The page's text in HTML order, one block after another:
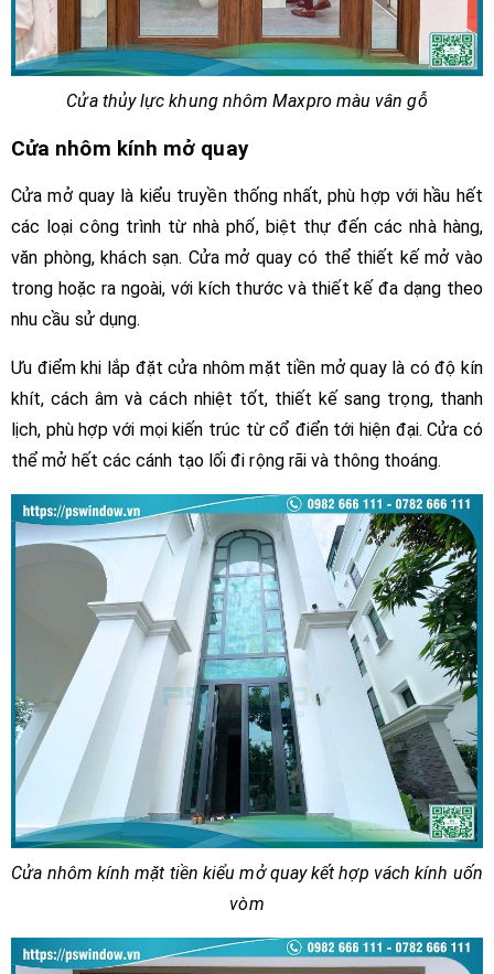
Cửa thủy lực khung nhôm Maxpro màu vân gỗ
Cửa nhôm kính mở quay
Cửa mở quay là kiểu truyền thống nhất, phù hợp với hầu hết
các loại công trình từ nhà phố, biệt thự đến các nhà hàng,
văn phòng, khách sạn. Cửa mở quay có thể thiết kế mở vào
trong hoặc ra ngoài, với kích thước và thiết kế đa dạng theo
nhu cầu sử dụng.
Ưu điểm khi lắp đặt cửa nhôm mặt tiền mở quay là có độ kín
khít, cách âm và cách nhiệt tốt, thiết kế sang trọng, thanh
lịch, phù hợp với mọi kiến trúc từ cổ điển tới hiện đại. Cửa có
thể mở hết các cánh tạo lối đi rộng rãi và thông thoáng.
Cửa nhôm kính mặt tiền kiểu mở quay kết hợp vách kính uốn
vòm